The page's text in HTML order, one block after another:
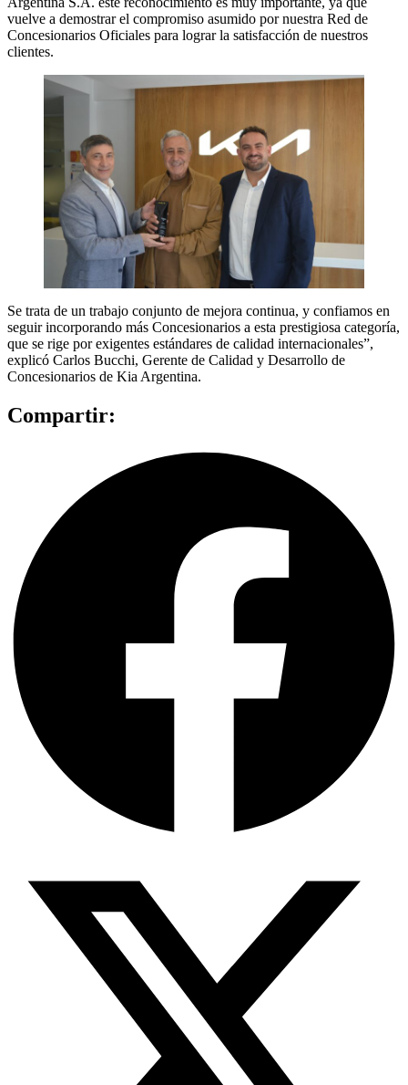
vuelve a demostrar el compromiso asumido por nuestra Red de
Concesionarios Oficiales para lograr la satisfacción de nuestros
clientes.
Se trata de un trabajo conjunto de mejora continua, y confiamos en
seguir incorporando más Concesionarios a esta prestigiosa categoría,
que se rige por exigentes estándares de calidad internacionales”,
explicó Carlos Bucchi, Gerente de Calidad y Desarrollo de
Concesionarios de Kia Argentina.
Compartir: